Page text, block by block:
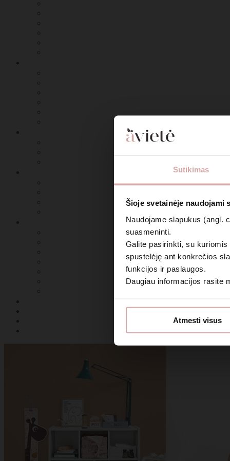
Sutikimas
Šioje svetainėje naudojami
Naudojame slapukus (angl.
suasmeninti.
Galite pasirinkti, su
spustelėję ant konkrečios
funkcijos ir paslaugos.
Daugiau informacijos rasite
Atmesti visus
Daugiau